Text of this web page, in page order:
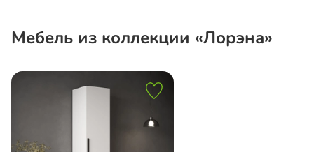
Мебель из коллекции «Лорэна»